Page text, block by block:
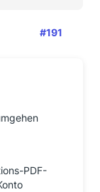
#191
PDF-